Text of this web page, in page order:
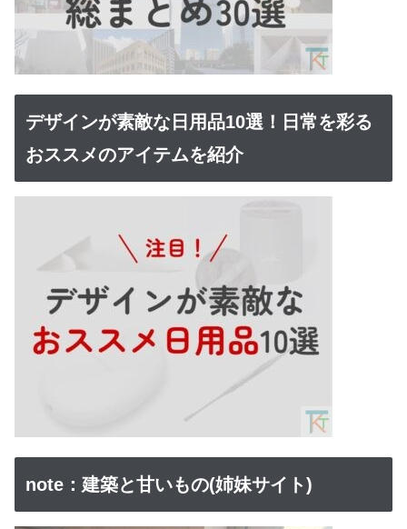
デザインが素敵な日用品10選！日常を彩る
おススメのアイテムを紹介
note：建築と甘いもの(姉妹サイト)